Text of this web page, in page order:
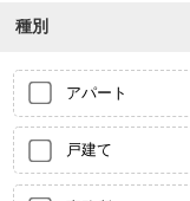
種別
アパート
戸建て